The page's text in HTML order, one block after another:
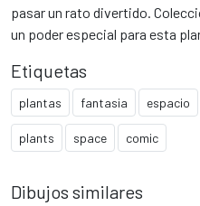
pasar un rato divertido.
un poder especial para esta
Etiquetas
plantas fantasia espacio
plants space comic
Dibujos similares